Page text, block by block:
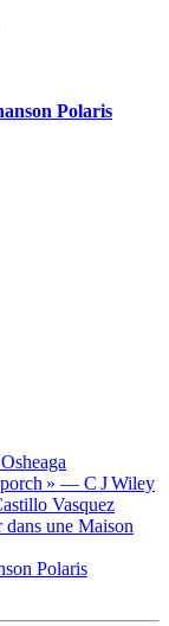
Polaris
» — C J Wiley
Vasquez
une Maison
Polaris